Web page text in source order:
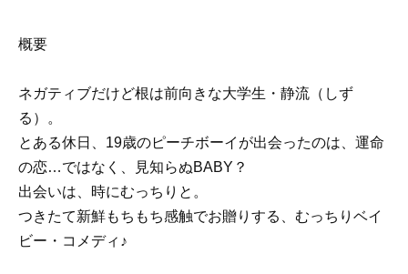
概要
ネガティブだけど根は前向きな大学生・静流（しず
る）。
とある休日、19歳のピーチボーイが出会ったのは、運命
の恋…ではなく、見知らぬBABY？
出会いは、時にむっちりと。
つきたて新鮮もちもち感触でお贈りする、むっちりベイ
ビー・コメディ♪